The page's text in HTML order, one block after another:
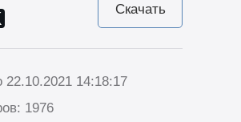
Скачать
22.10.2021 14:18:17
1976